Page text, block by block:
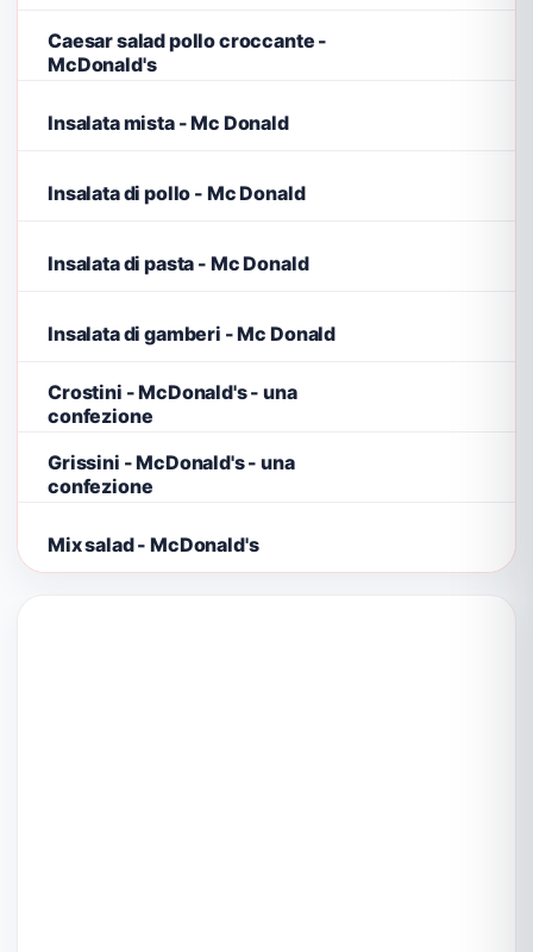
Caesar salad pollo croccante -
McDonald's
Insalata mista - Mc Donald
Insalata di pollo - Mc Donald
Insalata di pasta - Mc Donald
Insalata di gamberi - Mc Donald
Crostini - McDonald's - una
confezione
Grissini - McDonald's - una
confezione
Mix salad - McDonald's